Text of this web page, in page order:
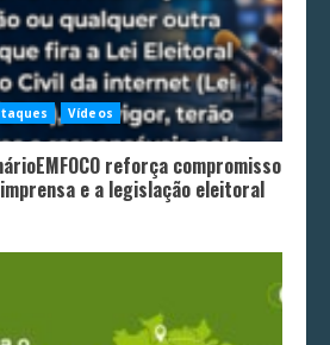
Vídeos
reforça compromisso
e a legislação eleitoral